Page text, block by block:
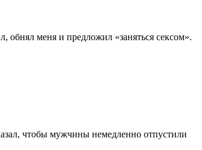
обнял меня и предложил «заняться сексом».
чтобы мужчины немедленно отпустили